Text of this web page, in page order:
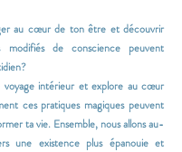
au cœur de ton être et découvrir
de conscience peuvent
intérieur et explore au cœur
ces pratiques magiques peuvent
ta vie. Ensemble, nous allons au-
une existence plus épanouie et